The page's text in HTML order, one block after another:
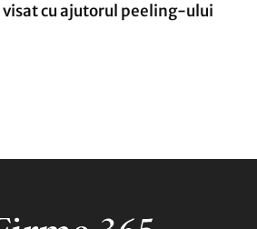
cu ajutorul peeling-ului